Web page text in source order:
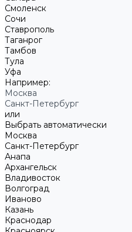
Смоленск
Сочи
Ставрополь
Таганрог
Тамбов
Тула
Уфа
Например:
Москва
Санкт-Петербург
или
Выбрать автоматически
Москва
Санкт-Петербург
Анапа
Архангельск
Владивосток
Волгоград
Иваново
Казань
Краснодар